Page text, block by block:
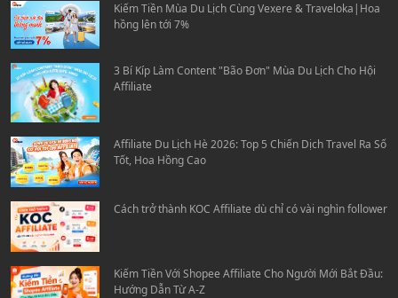
Kiếm Tiền Mùa Du Lịch Cùng Vexere & Traveloka|Hoa
hồng lên tới 7%
3 Bí Kíp Làm Content "Bão Đơn" Mùa Du Lịch Cho Hội
Affiliate
Affiliate Du Lịch Hè 2026: Top 5 Chiến Dịch Travel Ra Số
Tốt, Hoa Hồng Cao
Cách trở thành KOC Affiliate dù chỉ có vài nghìn follower
Kiếm Tiền Với Shopee Affiliate Cho Người Mới Bắt Đầu:
Hướng Dẫn Từ A-Z